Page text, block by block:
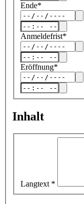
Ende*
Anmeldefrist*
Eröffnung*
Inhalt
Langtext *